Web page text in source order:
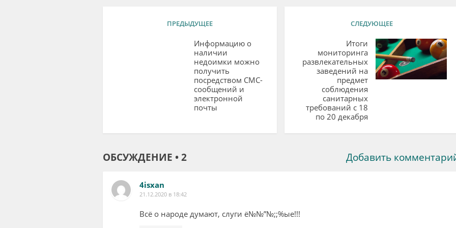
ПРЕДЫДУЩЕЕ
Информацию о
наличии
недоимки можно
получить
посредством СМС-
сообщений и
электронной
почты
СЛЕДУЮЩЕЕ
Итоги
мониторинга
развлекательных
заведений на
предмет
соблюдения
санитарных
требований с 18
по 20 декабря
ОБСУЖДЕНИЕ • 2 Добавить
4isxan
21.12.2020 в 18:42
Всё о народе думают, слуги ё№№”№;;%ые!!!